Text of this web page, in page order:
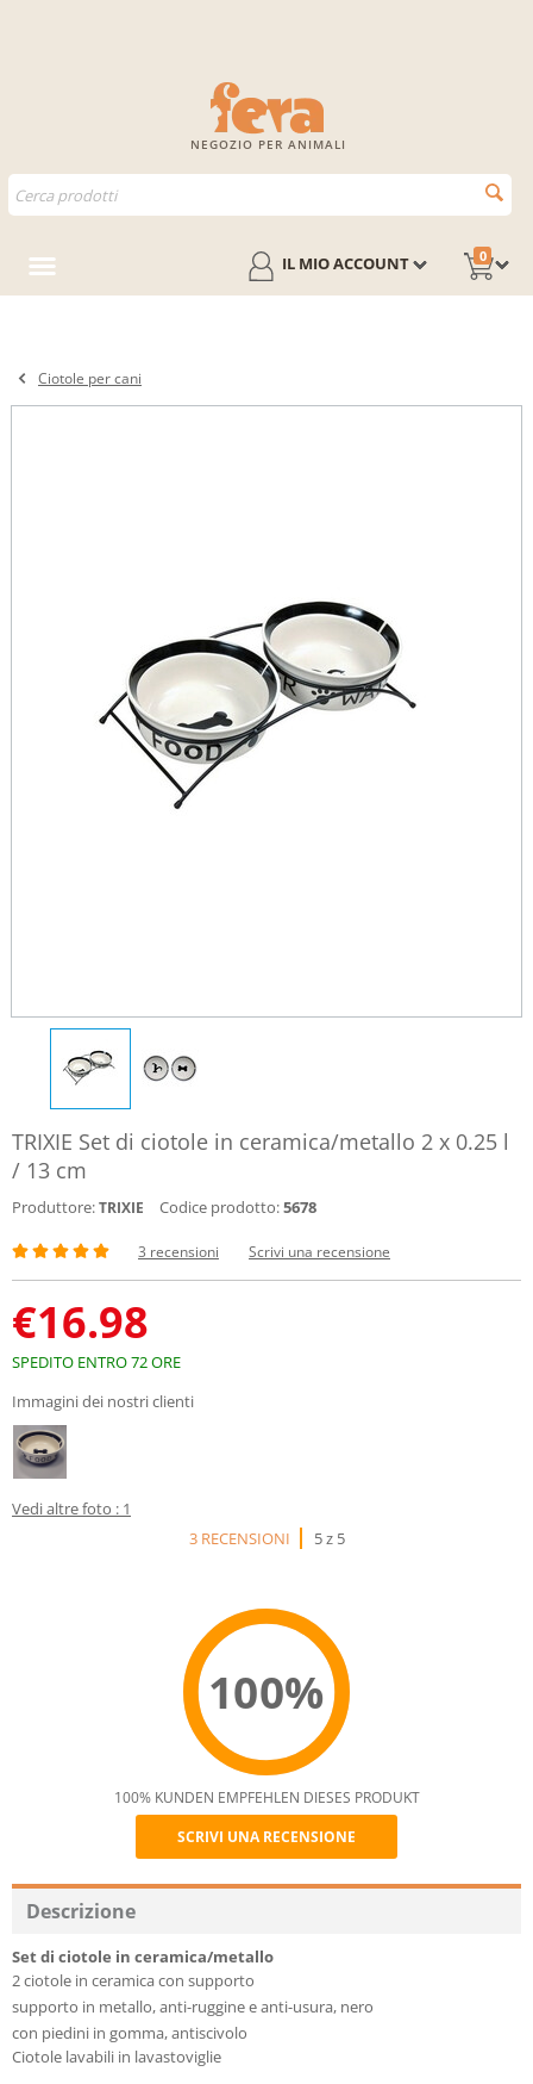
NEGOZIO PER ANIMALI
0
IL MIO ACCOUNT
Ciotole per cani
TRIXIE Set di ciotole in ceramica/metallo 2 x 0.25 l
/ 13 cm
Produttore:TRIXIE Codice prodotto:5678
3 recensioni Scrivi una recensione
€16.98
SPEDITO ENTRO 72 ORE
Immagini dei nostri clienti
Vedi altre foto : 1
3 RECENSIONI
5 z 5
100%
Recommend
100% KUNDEN EMPFEHLEN DIESES PRODUKT
SCRIVI UNA RECENSIONE
Descrizione
Set di ciotole in ceramica/metallo
2 ciotole in ceramica con supporto
supporto in metallo, anti-ruggine e anti-usura, nero
con piedini in gomma, antiscivolo
Ciotole lavabili in lavastoviglie